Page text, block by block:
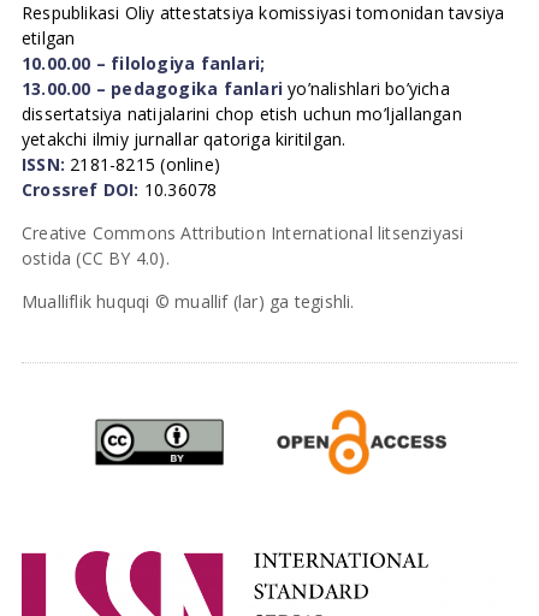
Respublikasi Oliy attestatsiya komissiyasi tomonidan tavsiya
etilgan
10.00.00 – filologiya fanlari;
13.00.00 – pedagogika fanlari yo’nalishlari bo’yicha
dissertatsiya natijalarini chop etish uchun mo’ljallangan
yetakchi ilmiy jurnallar qatoriga kiritilgan.
ISSN: 2181-8215 (online)
Crossref DOI: 10.36078
Creative Commons Attribution International litsenziyasi
ostida (CC BY 4.0).
Mualliflik huquqi © muallif (lar) ga tegishli.